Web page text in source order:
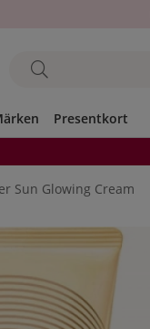
Presentkort
Sun Glowing Cream